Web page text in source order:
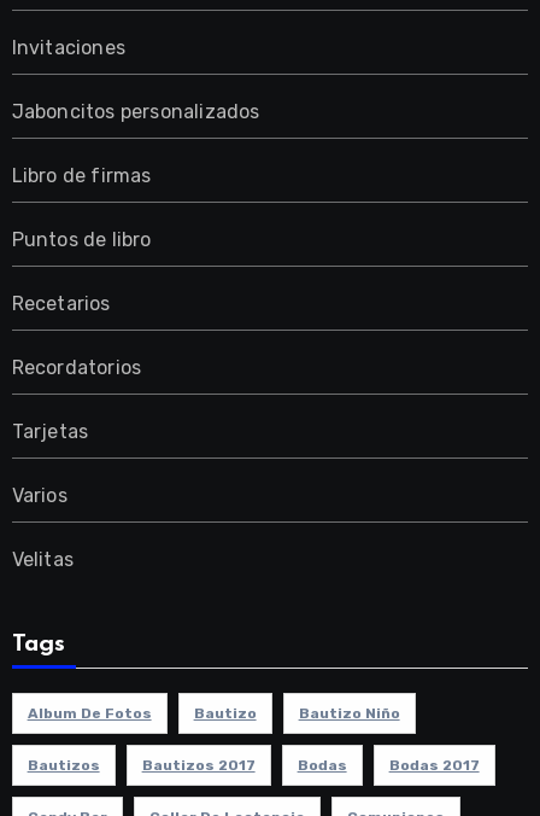
Invitaciones
Jaboncitos personalizados
Libro de firmas
Puntos de libro
Recetarios
Recordatorios
Tarjetas
Varios
Velitas
Tags
Album De Fotos Bautizo Bautizo Niño
Bautizos Bautizos 2017 Bodas Bodas 2017